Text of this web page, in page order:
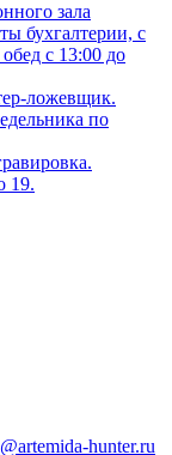
зала
бухгалтерии, с
с 13:00 до
ложевщик.
по
19.
hunter.ru